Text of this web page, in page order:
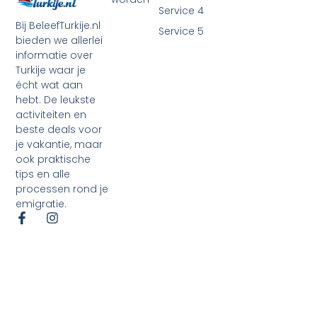
Bij BeleefTurkije.nl
bieden we allerlei
informatie over
Turkije waar je
écht wat aan
hebt. De leukste
activiteiten en
beste deals voor
je vakantie, maar
ook praktische
tips en alle
processen rond je
emigratie.
Service 4
Service 5